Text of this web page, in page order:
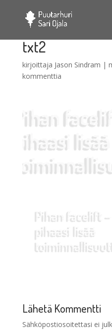
txt2
kirjoittaja Jason Sindram |
kommenttia
Lähetä Kommentti
Sähköpostiosoitettasi ei